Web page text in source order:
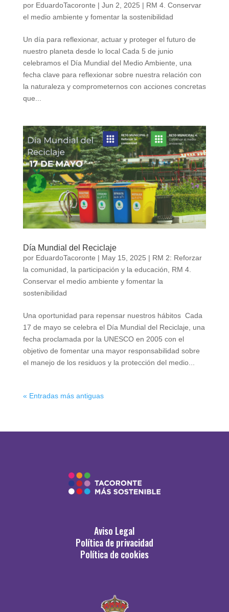
por EduardoTacoronte | Jun 2, 2025 | RM 4. Conservar
el medio ambiente y fomentar la sostenibilidad
Un día para reflexionar, actuar y proteger el futuro de
nuestro planeta desde lo local Cada 5 de junio
celebramos el Día Mundial del Medio Ambiente, una
fecha clave para reflexionar sobre nuestra relación con
la naturaleza y comprometernos con acciones concretas
que...
Día Mundial del Reciclaje
por EduardoTacoronte | May 15, 2025 | RM 2: Reforzar
la comunidad, la participación y la educación, RM 4.
Conservar el medio ambiente y fomentar la
sostenibilidad
Una oportunidad para repensar nuestros hábitos Cada
17 de mayo se celebra el Día Mundial del Reciclaje, una
fecha proclamada por la UNESCO en 2005 con el
objetivo de fomentar una mayor responsabilidad sobre
el manejo de los residuos y la protección del medio...
« Entradas más antiguas
Aviso Legal
Política de privacidad
Política de cookies